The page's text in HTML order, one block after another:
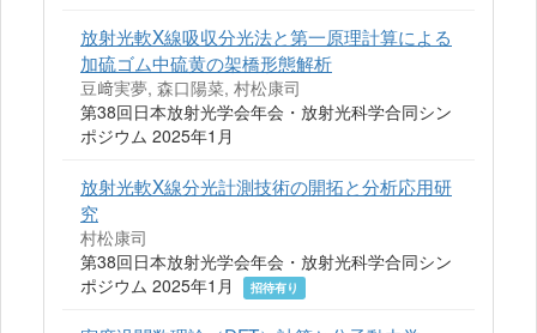
放射光軟X線吸収分光法と第一原理計算による
加硫ゴム中硫黄の架橋形態解析
豆﨑実夢, 森口陽菜, 村松康司
第38回日本放射光学会年会・放射光科学合同シン
ポジウム 2025年1月
放射光軟X線分光計測技術の開拓と分析応用研
究
村松康司
第38回日本放射光学会年会・放射光科学合同シン
ポジウム 2025年1月
招待有り